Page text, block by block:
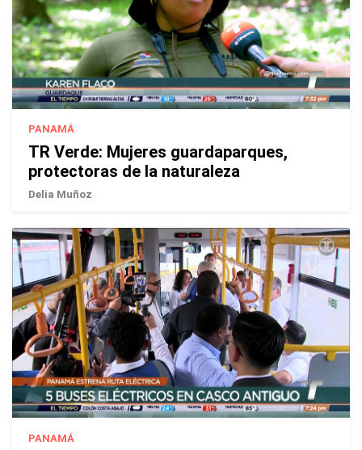
PANAMÁ
TR Verde: Mujeres guardaparques,
protectoras de la naturaleza
Delia Muñoz
PANAMÁ